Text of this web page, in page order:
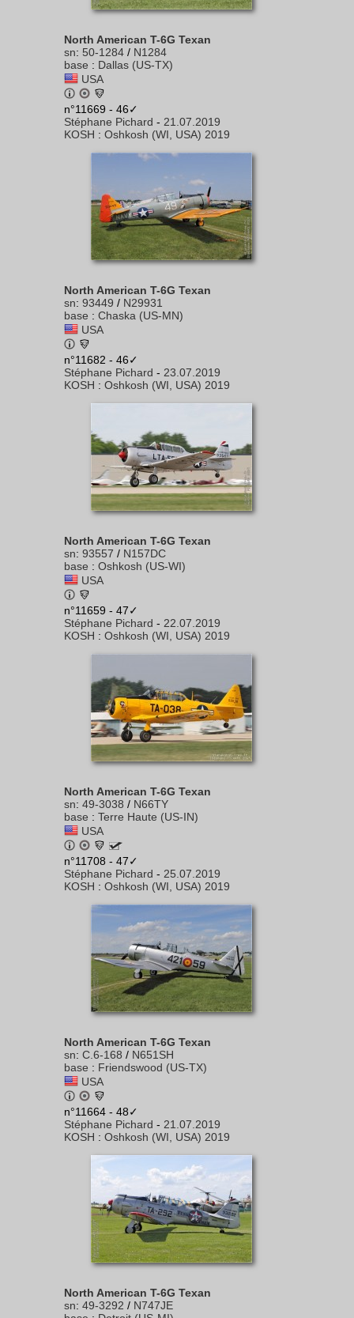
North American T-6G Texan
sn: 50-1284 / N1284
base : Dallas (US-TX)
USA
n°11669 - 46✓
Stéphane Pichard - 21.07.2019
KOSH : Oshkosh (WI, USA) 2019
North American T-6G Texan
sn: 93449 / N29931
base : Chaska (US-MN)
USA
n°11682 - 46✓
Stéphane Pichard - 23.07.2019
KOSH : Oshkosh (WI, USA) 2019
North American T-6G Texan
sn: 93557 / N157DC
base : Oshkosh (US-WI)
USA
n°11659 - 47✓
Stéphane Pichard - 22.07.2019
KOSH : Oshkosh (WI, USA) 2019
North American T-6G Texan
sn: 49-3038 / N66TY
base : Terre Haute (US-IN)
USA
n°11708 - 47✓
Stéphane Pichard - 25.07.2019
KOSH : Oshkosh (WI, USA) 2019
North American T-6G Texan
sn: C.6-168 / N651SH
base : Friendswood (US-TX)
USA
n°11664 - 48✓
Stéphane Pichard - 21.07.2019
KOSH : Oshkosh (WI, USA) 2019
North American T-6G Texan
sn: 49-3292 / N747JE